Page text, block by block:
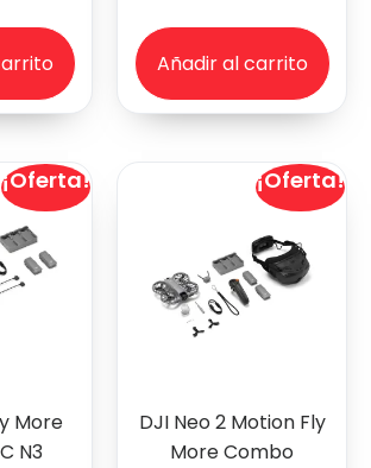
Añadir al carrito
¡Oferta!
More
N3
¡Oferta!
DJI Neo 2 Motion Fly
More Combo